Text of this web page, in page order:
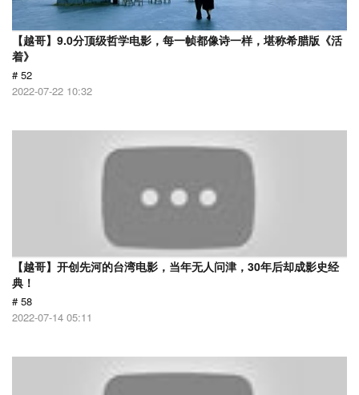
【越哥】9.0分顶级哲学电影，每一帧都像诗一样，堪称希腊版《活
着》
# 52
2022-07-22 10:32
【越哥】开创先河的台湾电影，当年无人问津，30年后却成影史经
典！
# 58
2022-07-14 05:11